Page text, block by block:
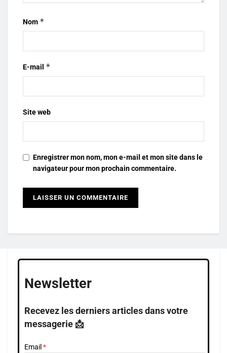
Nom *
E-mail *
Site web
Enregistrer mon nom, mon e-mail et mon site dans le
navigateur pour mon prochain commentaire.
Newsletter
Recevez les derniers articles dans votre
messagerie 📩
Email